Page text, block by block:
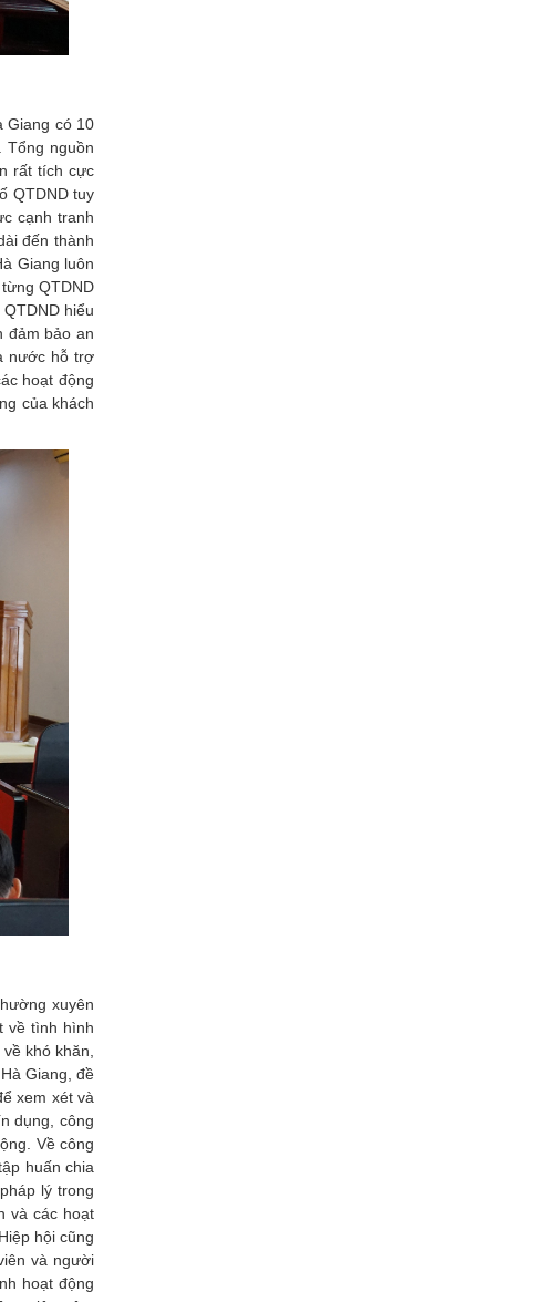
Giang có 10
Tổng nguồn
rất tích cực
QTDND tuy
cạnh tranh
đến thành
Giang luôn
QTDND
hiểu
đảm bảo an
nước hỗ trợ
hoạt động
của khách
xuyên
về tình hình
khó khăn,
Giang, đề
xem xét và
dụng, công
Về công
huấn chia
lý trong
và các hoạt
hội cũng
và người
hoạt động